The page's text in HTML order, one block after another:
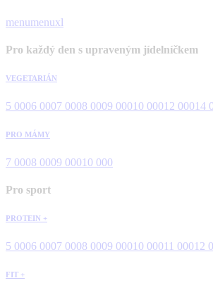
menumenuxl
Pro každý den s upraveným jídelníčkem
VEGETARIÁN
5 0006 0007 0008 0009 00010 00012 00014
PRO MÁMY
7 0008 0009 00010 000
Pro sport
PROTEIN +
5 0006 0007 0008 0009 00010 00011 00012
FIT +